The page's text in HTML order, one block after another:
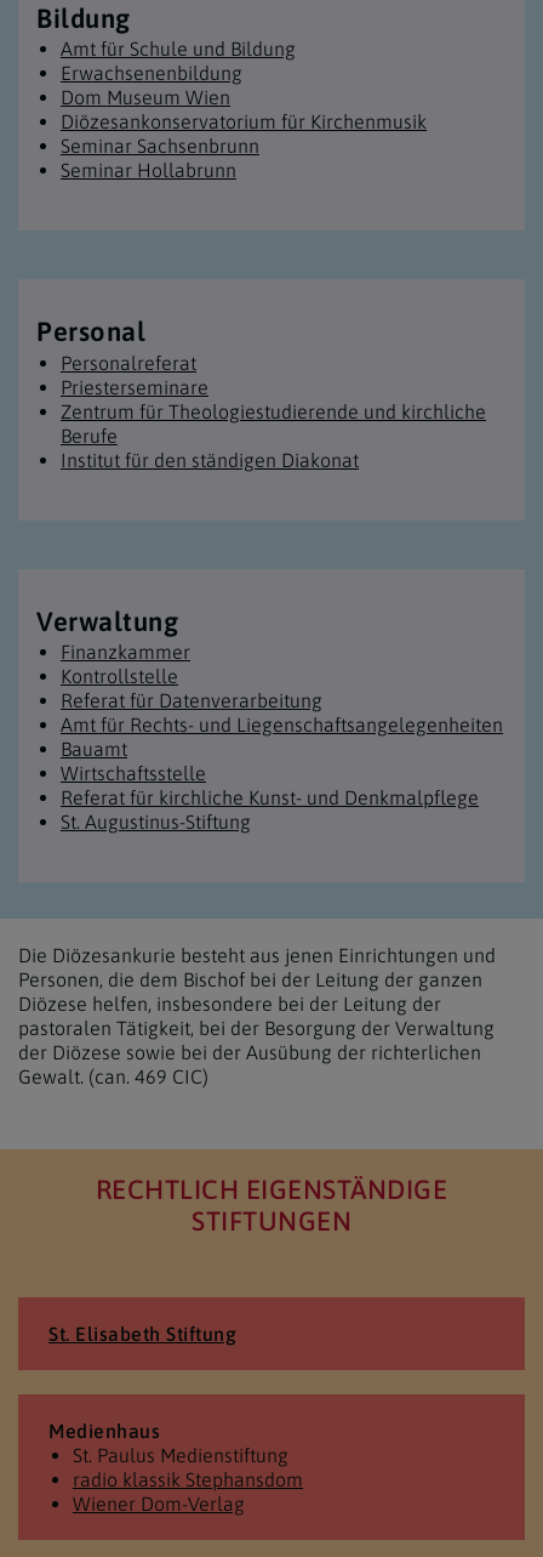
Bildung
Amt für Schule und Bildung
Erwachsenen­bildung
Dom Museum Wien
Diözesan­konservatorium für Kirchenmusik
Seminar Sachsenbrunn
Seminar Hollabrunn
Personal
Personalreferat
Priesterseminare
Zentrum für Theologiestudierende und kirchliche
Berufe
Institut für den ständigen Diakonat
Verwaltung
Finanzkammer
Kontrollstelle
Referat für Datenverarbeitung
Amt für Rechts- und Liegenschafts­angelegenheiten
Bauamt
Wirtschaftsstelle
Referat für kirchliche Kunst- und Denkmalpflege
St. Augustinus-Stiftung
Die Diözesankurie besteht aus jenen Einrichtungen und
Personen, die dem Bischof bei der Leitung der ganzen
Diözese helfen, insbesondere bei der Leitung der
pastoralen Tätigkeit, bei der Besorgung der Verwaltung
der Diözese sowie bei der Ausübung der richterlichen
Gewalt. (can. 469 CIC)
RECHTLICH EIGENSTÄNDIGE
STIFTUNGEN
St. Elisabeth Stiftung
Medienhaus
St. Paulus Medienstiftung
radio klassik Stephansdom
Wiener Dom-Verlag